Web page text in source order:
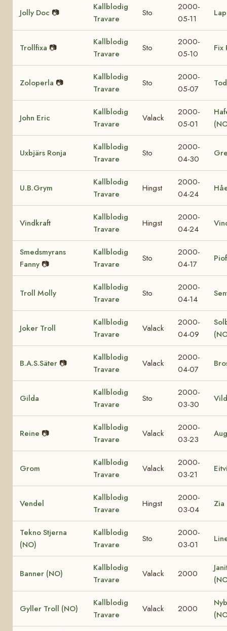
Jolly Doc 📷
Kallblodig
Travare
Sto
2000-
05-11
Trollfixa 📷
Kallblodig
Travare
Sto
2000-
05-10
Fix
Zoloperla 📷
Kallblodig
Travare
Sto
2000-
05-07
John Eric
Kallblodig
Travare
Valack
2000-
05-01
Uxbjärs Ronja
Kallblodig
Travare
Sto
2000-
04-30
U.B.Grym
Kallblodig
Travare
Hingst
2000-
04-24
Vindkraft
Kallblodig
Travare
Hingst
2000-
04-24
Smedsmyrans
Fanny 📷
Kallblodig
Travare
Sto
2000-
04-17
Troll Molly
Kallblodig
Travare
Sto
2000-
04-14
Joker Troll
Kallblodig
Travare
Valack
2000-
04-09
B.A.S.Säter 📷
Kallblodig
Travare
Valack
2000-
04-07
Gilda
Kallblodig
Travare
Sto
2000-
03-30
Reine 📷
Kallblodig
Travare
Valack
2000-
03-23
Grom
Kallblodig
Travare
Valack
2000-
03-21
Vendel
Kallblodig
Travare
Hingst
2000-
03-04
Zia
Tekno Stjerna
(NO)
Kallblodig
Travare
Sto
2000-
03-01
Banner (NO)
Kallblodig
Travare
Valack 2000
Gyller Troll (NO)
Kallblodig
Travare
Valack 2000